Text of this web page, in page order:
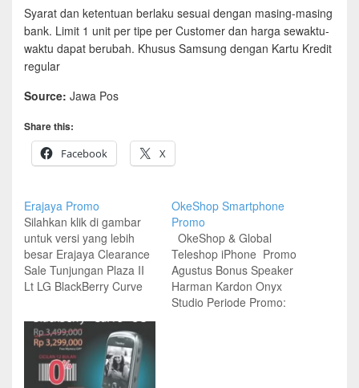
Syarat dan ketentuan berlaku sesuai dengan masing-masing
bank. Limit 1 unit per tipe per Customer dan harga sewaktu-
waktu dapat berubah. Khusus Samsung dengan Kartu Kredit
regular
Source: Jawa Pos
Share this:
Facebook
X
Erajaya Promo
Silahkan klik di gambar
untuk versi yang lebih
besar Erajaya Clearance
Sale Tunjungan Plaza II
Lt LG BlackBerry Curve
Motorola Defy MIni Rp
550.000 Nexus 4 LG Rp
2.999.000 Nokia Asha 30
Rp 499.000 HP Samsung
mulai dari Rp 99.000
OkeShop Smartphone
Promo
OkeShop & Global
Teleshop iPhone Promo
Agustus Bonus Speaker
Harman Kardon Onyx
Studio Periode Promo: